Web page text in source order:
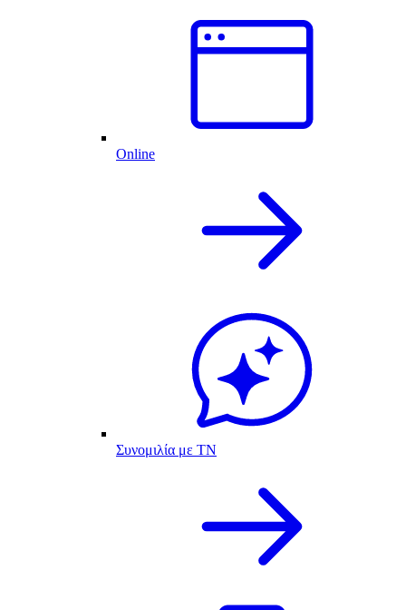
Online
Συνομιλία με ΤΝ